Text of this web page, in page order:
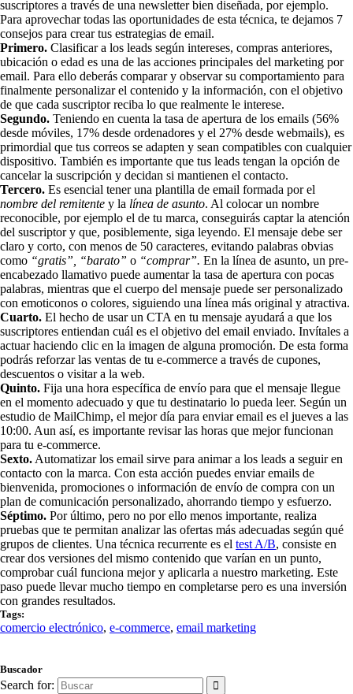
suscriptores a través de una newsletter bien diseñada, por ejemplo.
Para aprovechar todas las oportunidades de esta técnica, te dejamos 7
consejos para crear tus estrategias de email.
Primero. Clasificar a los leads según intereses, compras anteriores,
ubicación o edad es una de las acciones principales del marketing por
email. Para ello deberás comparar y observar su comportamiento para
finalmente personalizar el contenido y la información, con el objetivo
de que cada suscriptor reciba lo que realmente le interese.
Segundo. Teniendo en cuenta la tasa de apertura de los emails (56%
desde móviles, 17% desde ordenadores y el 27% desde webmails), es
primordial que tus correos se adapten y sean compatibles con cualquier
dispositivo. También es importante que tus leads tengan la opción de
cancelar la suscripción y decidan si mantienen el contacto.
Tercero. Es esencial tener una plantilla de email formada por el
nombre del remitente y la línea de asunto. Al colocar un nombre
reconocible, por ejemplo el de tu marca, conseguirás captar la atención
del suscriptor y que, posiblemente, siga leyendo. El mensaje debe ser
claro y corto, con menos de 50 caracteres, evitando palabras obvias
como “gratis”, “barato” o “comprar”. En la línea de asunto, un pre-
encabezado llamativo puede aumentar la tasa de apertura con pocas
palabras, mientras que el cuerpo del mensaje puede ser personalizado
con emoticonos o colores, siguiendo una línea más original y atractiva.
Cuarto. El hecho de usar un CTA en tu mensaje ayudará a que los
suscriptores entiendan cuál es el objetivo del email enviado. Invítales a
actuar haciendo clic en la imagen de alguna promoción. De esta forma
podrás reforzar las ventas de tu e-commerce a través de cupones,
descuentos o visitar a la web.
Quinto. Fija una hora específica de envío para que el mensaje llegue
en el momento adecuado y que tu destinatario lo pueda leer. Según un
estudio de MailChimp, el mejor día para enviar email es el jueves a las
10:00. Aun así, es importante revisar las horas que mejor funcionan
para tu e-commerce.
Sexto. Automatizar los email sirve para animar a los leads a seguir en
contacto con la marca. Con esta acción puedes enviar emails de
bienvenida, promociones o información de envío de compra con un
plan de comunicación personalizado, ahorrando tiempo y esfuerzo.
Séptimo. Por último, pero no por ello menos importante, realiza
pruebas que te permitan analizar las ofertas más adecuadas según qué
grupos de clientes. Una técnica recurrente es el test A/B, consiste en
crear dos versiones del mismo contenido que varían en un punto,
comprobar cuál funciona mejor y aplicarla a nuestro marketing. Este
paso puede llevar mucho tiempo en completarse pero es una inversión
con grandes resultados.
Tags:
comercio electrónico, e-commerce, email marketing
Buscador
Search for: